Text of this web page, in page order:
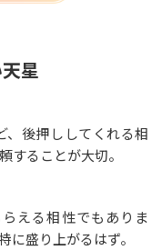
星
、後押ししてくれる相
することが大切。
える相性でもありま
に盛り上がるはず。